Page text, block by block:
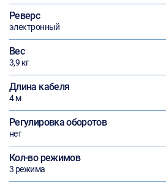
Реверс
электронный
Вес
3,9 кг
Длина кабеля
4 м
Регулировка оборотов
нет
Кол-во режимов
3 режима